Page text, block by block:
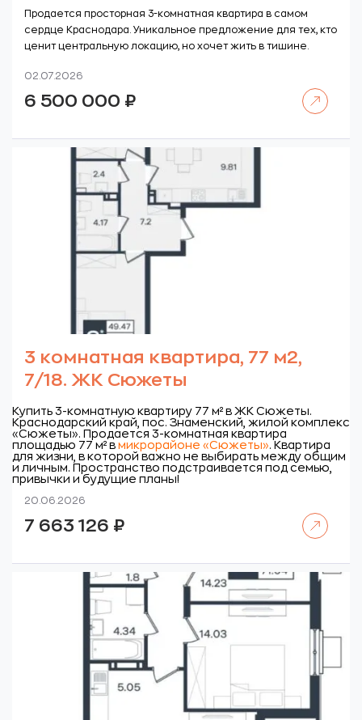
Продается просторная 3-комнатная квартира в самом
сердце Краснодара. Уникальное предложение для тех, кто
ценит центральную локацию, но хочет жить в тишине.
02.07.2026
6 500 000 ₽
3 комнатная квартира, 77 м2,
7/18. ЖК Сюжеты
Купить 3-комнатную квартиру 77 м² в ЖК Сюжеты.
Краснодарский край, пос. Знаменский, жилой комплекс
«Сюжеты». Продается 3-комнатная квартира
площадью 77 м² в микрорайоне «Сюжеты». Квартира
для жизни, в которой важно не выбирать между общим
и личным. Пространство подстраивается под семью,
привычки и будущие планы!
20.06.2026
7 663 126 ₽